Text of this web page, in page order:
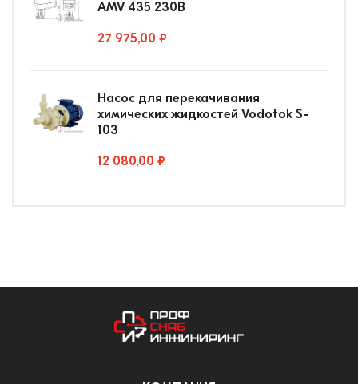
AMV 435 230В
27 975,00 ₽
Насос для перекачивания
химических жидкостей Vodotok S-
103
12 080,00 ₽